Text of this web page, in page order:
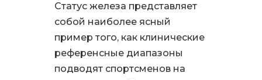
Статус железа представляет
собой наиболее ясный
пример того, как клинические
референсные диапазоны
подводят спортсменов на